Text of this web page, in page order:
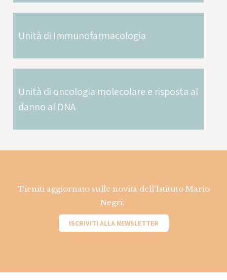
Unità di Immunofarmacologia
Unità di oncologia molecolare e risposta al
danno al DNA
Tieniti aggiornato sulle novità dell'Istituto Mario
Negri.
ISCRIVITI ALLA NEWSLETTER